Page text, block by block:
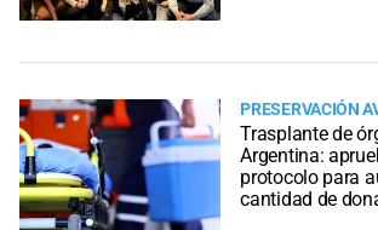
PRESERVACIÓN
Trasplante de
Argentina:
protocolo para
cantidad de